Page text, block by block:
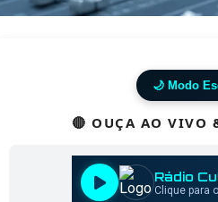
🌙 Modo
🔴 OUÇA AO VIVO